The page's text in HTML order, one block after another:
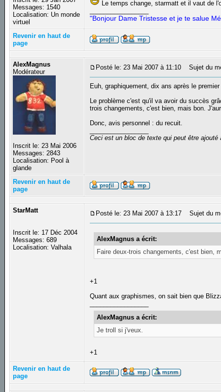
Messages: 1540
Localisation: Un monde
virtuel
Le temps change, starmatt et il vaut de
"Bonjour Dame Tristesse et je te salue
Revenir en haut de
page
AlexMagnus
Modérateur
Inscrit le: 23 Mai 2006
Messages: 2843
Localisation: Pool à
glande
Posté le: 23 Mai 2007 à 11:10 Sujet du
Euh, graphiquement, dix ans après le
Le problème c'est qu'il va avoir du succès
trois changements, c'est bien, mais bon.
Donc, avis personnel : du recuit.
Ceci est un bloc de texte qui peut être
Revenir en haut de
page
StarMatt
Inscrit le: 17 Déc 2004
Messages: 689
Localisation: Valhala
Posté le: 23 Mai 2007 à 13:17 Sujet du
AlexMagnus a écrit:
Faire deux-trois changements, c'est bien,
+1
Quant aux graphismes, on sait bien que
AlexMagnus a écrit:
Je troll si j'veux.
+1
Revenir en haut de
page